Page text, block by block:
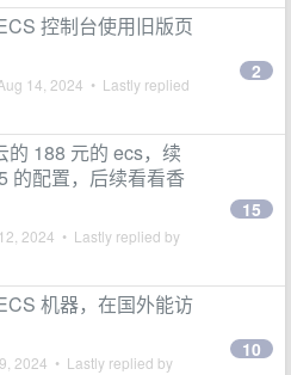
控制台使用旧版页
14, 2024 • Lastly replied
2
188 元的 ecs，续
的配置，后续看看香
2024 • Lastly replied by
15
机器，在国外能访
2024 • Lastly replied by
10